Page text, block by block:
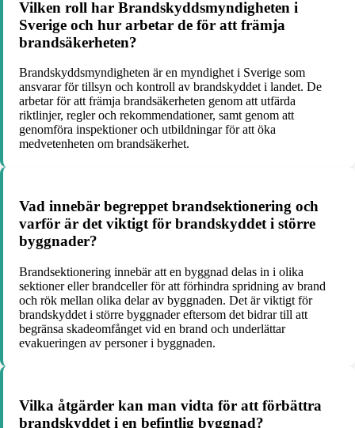
Vilken roll har Brandskyddsmyndigheten i
Sverige och hur arbetar de för att främja
brandsäkerheten?
Brandskyddsmyndigheten är en myndighet i Sverige som
ansvarar för tillsyn och kontroll av brandskyddet i landet. De
arbetar för att främja brandsäkerheten genom att utfärda
riktlinjer, regler och rekommendationer, samt genom att
genomföra inspektioner och utbildningar för att öka
medvetenheten om brandsäkerhet.
Vad innebär begreppet brandsektionering och
varför är det viktigt för brandskyddet i större
byggnader?
Brandsektionering innebär att en byggnad delas in i olika
sektioner eller brandceller för att förhindra spridning av brand
och rök mellan olika delar av byggnaden. Det är viktigt för
brandskyddet i större byggnader eftersom det bidrar till att
begränsa skadeomfånget vid en brand och underlättar
evakueringen av personer i byggnaden.
Vilka åtgärder kan man vidta för att förbättra
brandskyddet i en befintlig byggnad?